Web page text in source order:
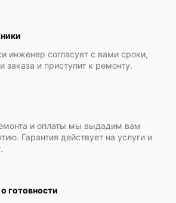
инженер согласует с вами сроки,
заказа и приступит к ремонту.
и оплаты мы выдадим вам
Гарантия действует на услуги и
готовности